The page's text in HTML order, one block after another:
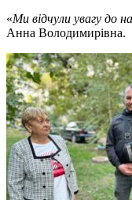
«Ми відчули увагу до
Анна Володимирівна.